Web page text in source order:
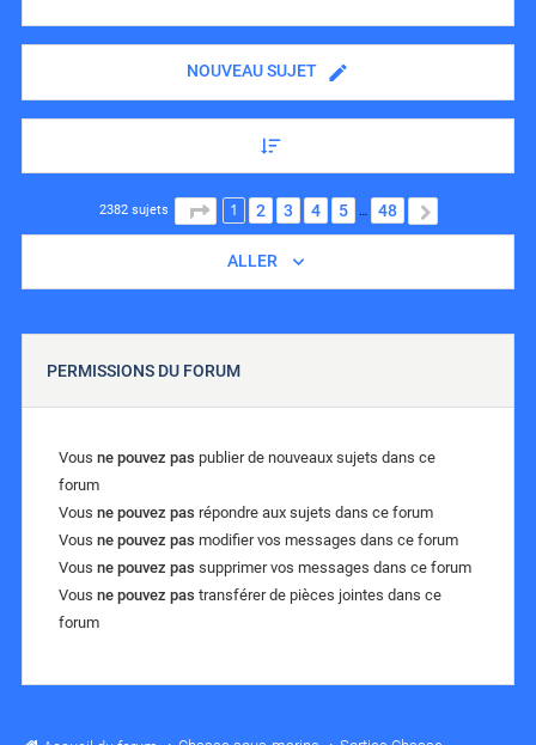
NOUVEAU SUJET
2382 sujets PAGE 1 SUR 48
1 2 3 4 5 … 48
ALLER
PERMISSIONS DU FORUM
Vous ne pouvez pas publier de nouveaux sujets dans ce
forum
Vous ne pouvez pas répondre aux sujets dans ce forum
Vous ne pouvez pas modifier vos messages dans ce forum
Vous ne pouvez pas supprimer vos messages dans ce forum
Vous ne pouvez pas transférer de pièces jointes dans ce
forum